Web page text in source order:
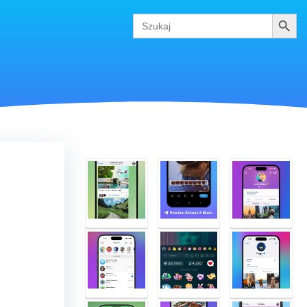
Search
for:
Szukaj